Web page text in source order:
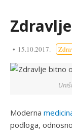
15.10.2017.
Moderna
podloga,